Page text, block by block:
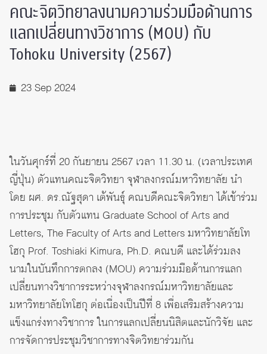
คณะจิตวิทยาลงนามความร่วมมือด้านการ
แลกเปลี่ยนทางวิชาการ (MOU) กับ
Tohoku University (2567)
23 Sep 2024
ในวันศุกร์ที่ 20 กันยายน 2567 เวลา 11.30 น. (เวลาประเทศ
ญี่ปุ่น) ตัวแทนคณะจิตวิทยา จุฬาลงกรณ์มหาวิทยาลัย นำ
โดย ผศ. ดร.ณัฐสุดา เต้พันธุ์ คณบดีคณะจิตวิทยา ได้เข้าร่วม
การประชุม กับตัวแทน Graduate School of Arts and
Letters, The Faculty of Arts and Letters มหาวิทยาลัยโท
โฮกุ Prof. Toshiaki Kimura, Ph.D. คณบดี และได้ร่วมลง
นามในบันทึกการตกลง (MOU) ความร่วมมือด้านการแลก
เปลี่ยนทางวิชาการระหว่างจุฬาลงกรณ์มหาวิทยาลัยและ
มหาวิทยาลัยโทโฮกุ ต่อเนื่องเป็นปีที่ 8 เพื่อเสริมสร้างความ
แข็งแกร่งทางวิชาการ ในการแลกเปลี่ยนนิสิตและนักวิจัย และ
การจัดการประชุมวิชาการทางจิตวิทยาร่วมกัน